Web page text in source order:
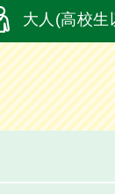
大人(高校生